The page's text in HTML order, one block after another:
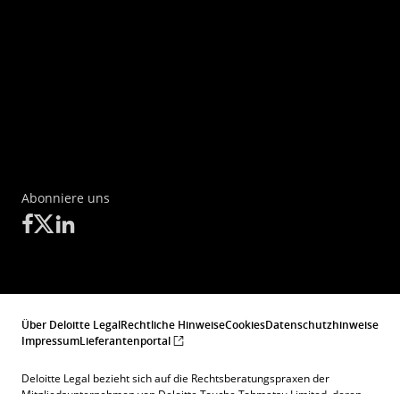
Abonniere uns
Über Deloitte LegalRechtliche HinweiseCookiesDatenschutzhinweise
ImpressumLieferantenportal
Deloitte Legal bezieht sich auf die Rechtsberatungspraxen der